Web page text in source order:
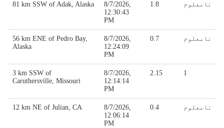
81 km SSW of Adak, Alaska
8/7/2026,
12:30:43
PM
1.8 نامعلوم
56 km ENE of Pedro Bay,
Alaska
8/7/2026,
12:24:09
PM
0.7 نامعلوم
3 km SSW of
Caruthersville, Missouri
8/7/2026,
12:14:14
PM
2.15 1
12 km NE of Julian, CA
8/7/2026,
12:06:14
PM
0.4 نامعلوم